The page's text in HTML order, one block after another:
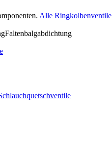
Alle Ringkolbenventile